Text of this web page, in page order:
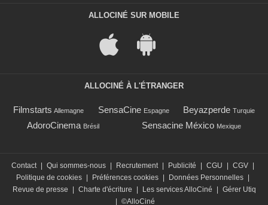
ALLOCINÉ SUR MOBILE
ALLOCINÉ À L'ÉTRANGER
Filmstarts Allemagne SensaCine Espagne Beyazperde Turquie
AdoroCinema Brésil Sensacine México Mexique
Contact Qui sommes-nous Recrutement Publicité CGU CGV
Politique de cookies
Préférences cookies Données Personnelles
Revue de presse
Charte d'écriture Les services AlloCiné
Gérer Utiq
©AlloCiné